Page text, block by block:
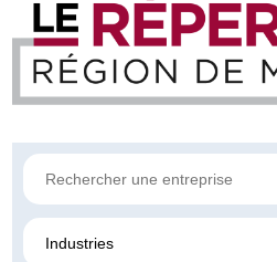
Industries